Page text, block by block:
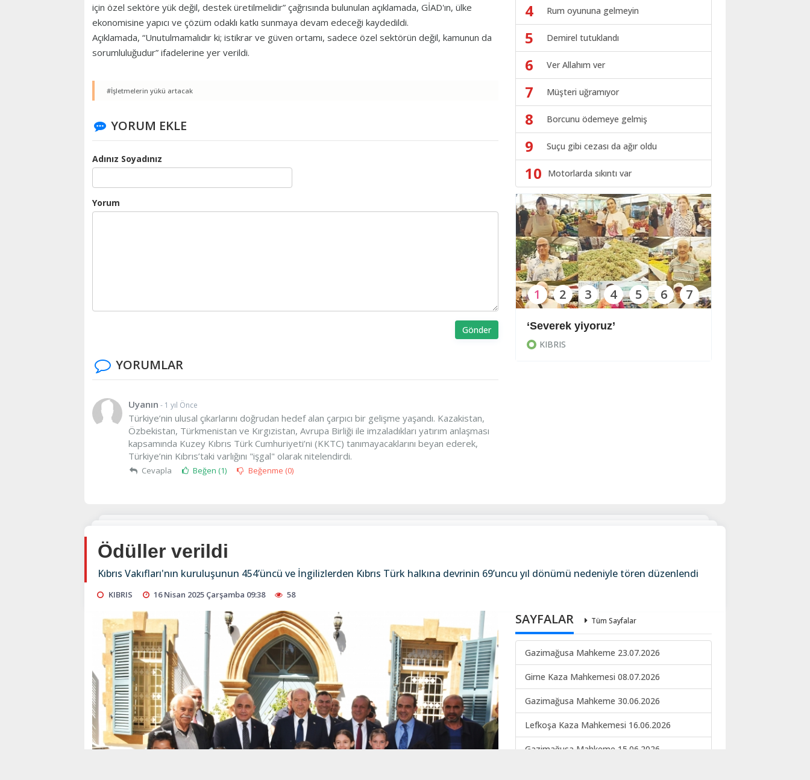
için özel sektöre yük değil, destek üretilmelidir” çağrısında bulunulan açıklamada, GİAD'ın, ülke
ekonomisine yapıcı ve çözüm odaklı katkı sunmaya devam edeceği kaydedildi.
Açıklamada, “Unutulmamalıdır ki; istikrar ve güven ortamı, sadece özel sektörün değil, kamunun da
sorumluluğudur” ifadelerine yer verildi.
#İşletmelerin yükü artacak
YORUM EKLE
Adınız Soyadınız
Yorum
Gönder
YORUMLAR
Uyanın - 1 yıl Önce
Türkiye’nin ulusal çıkarlarını doğrudan hedef alan çarpıcı bir gelişme yaşandı. Kazakistan,
Özbekistan, Türkmenistan ve Kırgızistan, Avrupa Birliği ile imzaladıkları yatırım anlaşması
kapsamında Kuzey Kıbrıs Türk Cumhuriyeti’ni (KKTC) tanımayacaklarını beyan ederek,
Türkiye’nin Kıbrıs’taki varlığını "işgal" olarak nitelendirdi.
Cevapla Beğen (1) Beğenme (0)
4 Rum oyununa gelmeyin
5 Demirel tutuklandı
6 Ver Allahım ver
7 Müşteri uğramıyor
8 Borcunu ödemeye gelmiş
9 Suçu gibi cezası da ağır oldu
10 Motorlarda sıkıntı var
‘Severek yiyoruz’
KIBRIS
1 2 3 4 5 6 7
Ödüller verildi
Kıbrıs Vakıfları'nın kuruluşunun 454’üncü ve İngilizlerden Kıbrıs Türk halkına devrinin 69’uncu yıl dönümü nedeniyle tören düzenlendi
KIBRIS 16 Nisan 2025 Çarşamba 09:38 58
SAYFALAR Tüm Sayfalar
Gazimağusa Mahkeme 23.07.2026
Girne Kaza Mahkemesi 08.07.2026
Gazimağusa Mahkeme 30.06.2026
Lefkoşa Kaza Mahkemesi 16.06.2026
Gazimağusa Mahkeme 15.06.2026